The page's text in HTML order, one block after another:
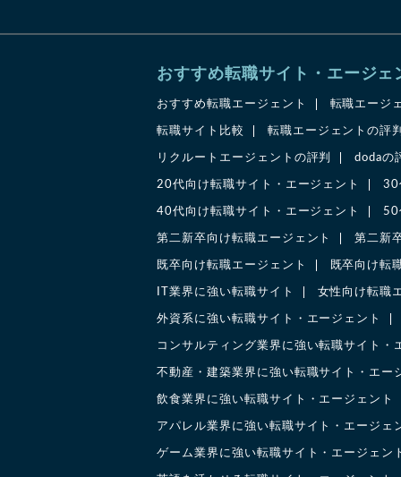
おすすめ転職サイト・エージェ
おすすめ転職エージェント 転職エージ
転職サイト比較 転職エージェントの評
リクルートエージェントの評判 dodaの
20代向け転職サイト・エージェント 30
40代向け転職サイト・エージェント 50
第二新卒向け転職エージェント 第二新
既卒向け転職エージェント 既卒向け転
IT業界に強い転職サイト 女性向け転職
外資系に強い転職サイト・エージェント
コンサルティング業界に強い転職サイト・
不動産・建築業界に強い転職サイト・エー
飲食業界に強い転職サイト・エージェント
アパレル業界に強い転職サイト・エージェ
ゲーム業界に強い転職サイト・エージェン